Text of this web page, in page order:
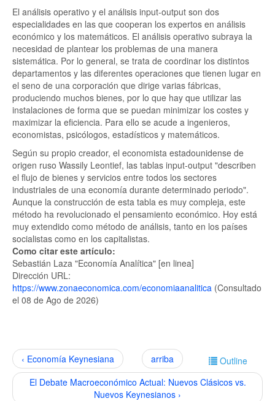
El análisis operativo y el análisis input-output son dos
especialidades en las que cooperan los expertos en análisis
económico y los matemáticos. El análisis operativo subraya la
necesidad de plantear los problemas de una manera
sistemática. Por lo general, se trata de coordinar los distintos
departamentos y las diferentes operaciones que tienen lugar en
el seno de una corporación que dirige varias fábricas,
produciendo muchos bienes, por lo que hay que utilizar las
instalaciones de forma que se puedan minimizar los costes y
maximizar la eficiencia. Para ello se acude a ingenieros,
economistas, psicólogos, estadísticos y matemáticos.
Según su propio creador, el economista estadounidense de
origen ruso Wassily Leontief, las tablas input-output "describen
el flujo de bienes y servicios entre todos los sectores
industriales de una economía durante determinado periodo".
Aunque la construcción de esta tabla es muy compleja, este
método ha revolucionado el pensamiento económico. Hoy está
muy extendido como método de análisis, tanto en los países
socialistas como en los capitalistas.
Como citar este artículo:
Sebastián Laza "Economía Analítica" [en linea]
Dirección URL:
https://www.zonaeconomica.com/economiaanalitica (Consultado
el 08 de Ago de 2026)
Outline
‹ Economía Keynesiana
arriba
El Debate Macroeconómico Actual: Nuevos Clásicos vs.
Nuevos Keynesianos ›